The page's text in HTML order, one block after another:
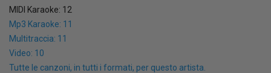
MIDI Karaoke: 12
Mp3 Karaoke: 11
Multitraccia: 11
Video: 10
Tutte le canzoni, in tutti i formati, per questo artista.